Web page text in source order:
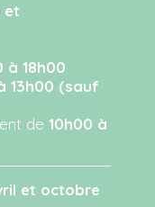
et
à 18h00
13h00 (sauf
de10h00 à
et octobre